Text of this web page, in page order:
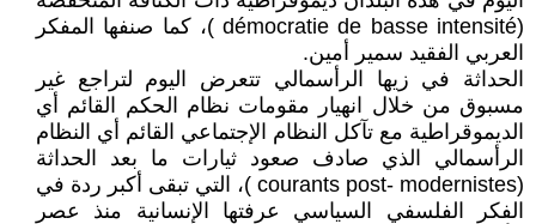
(démocratie de basse intensité )، كما صنفها المفكر
العربي الفقيد سمير أمين.
الحداثة في زيها الرأسمالي تتعرض اليوم لتراجع غير
مسبوق من خلال انهيار مقومات نظام الحكم القائم أي
الديموقراطية مع تآكل النظام الإجتماعي القائم أي النظام
الرأسمالي الذي صادف صعود ثيارات ما بعد الحداثة
(courants post- modernistes )، التي تبقى أكبر ردة في
الفكر الفلسفي السياسي عرفتها الإنسانية منذ عصر